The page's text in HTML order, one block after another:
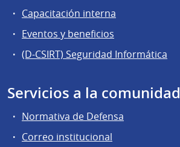
Capacitación interna
Eventos y beneficios
(D-CSIRT) Seguridad Informática
Servicios a la comunidad
Normativa de Defensa
Correo institucional